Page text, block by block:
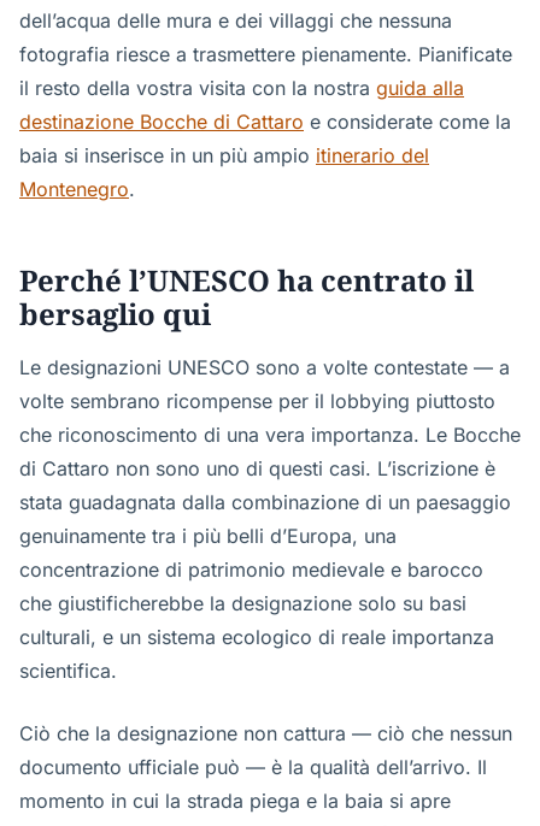
dell’acqua delle mura e dei villaggi che nessuna
fotografia riesce a trasmettere pienamente. Pianificate
il resto della vostra visita con la nostra guida alla
destinazione Bocche di Cattaro e considerate come la
baia si inserisce in un più ampio itinerario del
Montenegro.
Perché l’UNESCO ha centrato il
bersaglio qui
Le designazioni UNESCO sono a volte contestate — a
volte sembrano ricompense per il lobbying piuttosto
che riconoscimento di una vera importanza. Le Bocche
di Cattaro non sono uno di questi casi. L’iscrizione è
stata guadagnata dalla combinazione di un paesaggio
genuinamente tra i più belli d’Europa, una
concentrazione di patrimonio medievale e barocco
che giustificherebbe la designazione solo su basi
culturali, e un sistema ecologico di reale importanza
scientifica.
Ciò che la designazione non cattura — ciò che nessun
documento ufficiale può — è la qualità dell’arrivo. Il
momento in cui la strada piega e la baia si apre